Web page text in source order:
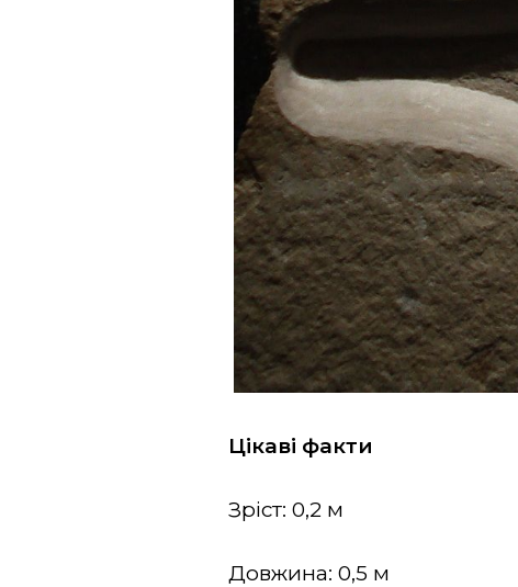
Цікаві факти
Зріст: 0,2 м
Довжина: 0,5 м